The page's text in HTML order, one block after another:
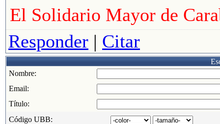
El Solidario Mayor de
Responder | Citar
Nombre:
Email:
Título:
Código UBB: